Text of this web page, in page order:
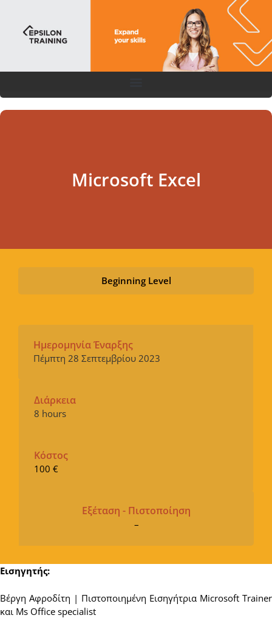
Microsoft Excel
Beginning Level
Ημερομηνία Έναρξης
Πέμπτη 28 Σεπτεμβρίου 2023
Διάρκεια
8 hours
Κόστος
100 €
Εξέταση - Πιστοποίηση
–
Εισηγητής:
Βέργη Αφροδίτη | Πιστοποιημένη Εισηγήτρια Microsoft Trainer
και Ms Office specialist